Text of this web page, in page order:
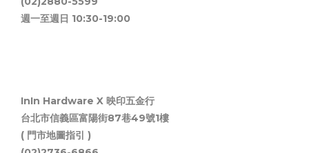
週一至週日 10:30-19:00
InIn Hardware X 映印五金行
台北市信義區富陽街87巷49號1樓
( 門市地圖指引 )